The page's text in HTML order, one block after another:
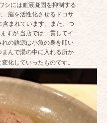
シには血液凝固を抑制する
脳を活性化させるドコサ
まれています。また、つ
すが 当店では一貫してイ
の語源は小魚の身を叩い
んで湯の中に入れる所か
化していったものです。